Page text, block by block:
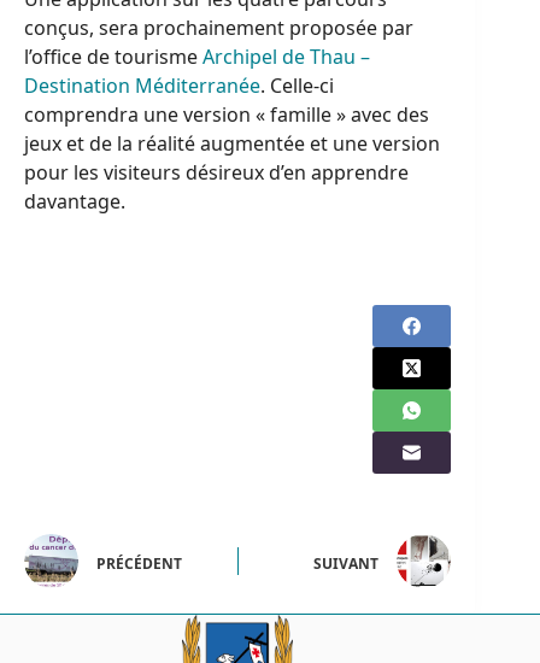
conçus, sera prochainement proposée par
l’office de tourismeArchipel de Thau –
Destination Méditerranée. Celle-ci
comprendra une version « famille » avec des
jeux et de la réalité augmentée et une version
pour les visiteurs désireux d’en apprendre
davantage.
PRÉCÉDENT SUIVANT